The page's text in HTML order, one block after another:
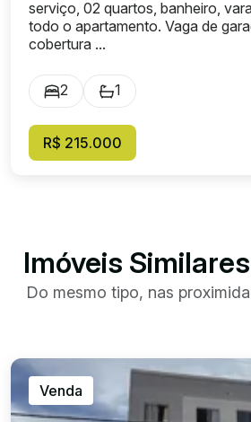
serviço, 02 quartos, banheiro,
todo o apartamento. Vaga de
cobertura ...
2 1
R$ 215.000
Imóveis
Do mesmo tipo, nas
Venda